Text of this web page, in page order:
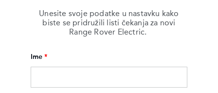
Unesite svoje podatke u nastavku kako
biste se pridružili listi čekanja za novi
Range Rover Electric.
Ime *